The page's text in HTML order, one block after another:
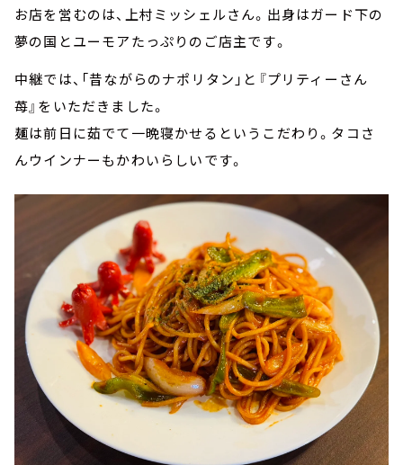
お店を営むのは、上村ミッシェルさん。出身はガード下の
夢の国とユーモアたっぷりのご店主です。
中継では、「昔ながらのナポリタン」と『プリティーさん
苺』をいただきました。
麺は前日に茹でて一晩寝かせるというこだわり。タコさ
んウインナーもかわいらしいです。